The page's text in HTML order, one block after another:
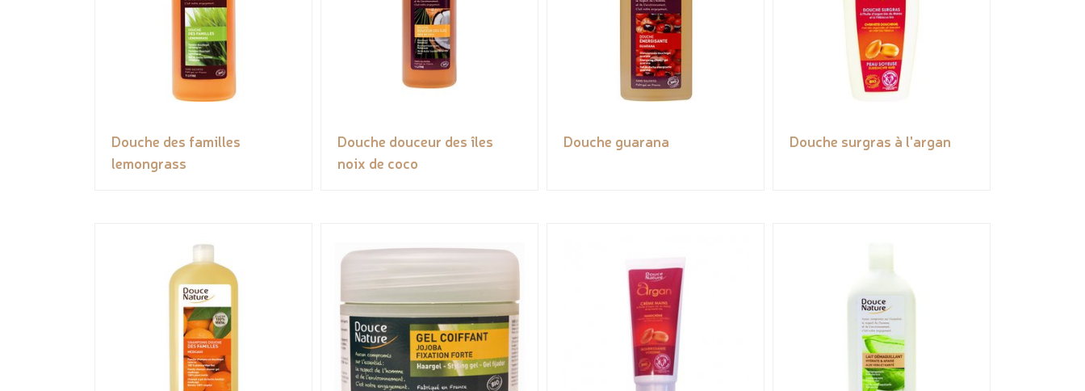
Douche des familles
lemongrass
Douche douceur des îles
noix de coco
Douche guarana Douche surgras à l'argan